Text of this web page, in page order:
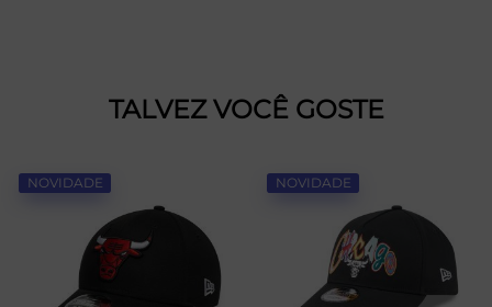
TALVEZ VOCÊ GOSTE
NOVIDADE NOVIDADE